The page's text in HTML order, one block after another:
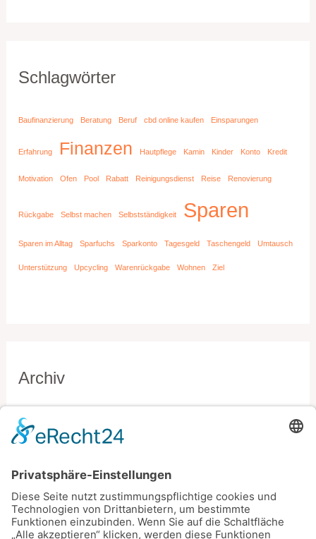
Schlagwörter
Baufinanzierung Beratung Beruf cbd online kaufen Einsparungen
Erfahrung Finanzen Hautpflege Kamin Kinder Konto Kredit
Motivation Ofen Pool Rabatt Reinigungsdienst Reise Renovierung
Rückgabe Selbst machen Selbstständigkeit Sparen
Sparen im Alltag Sparfuchs Sparkonto Tagesgeld Taschengeld Umtausch
Unterstützung Upcycling Warenrückgabe Wohnen Ziel
Archiv